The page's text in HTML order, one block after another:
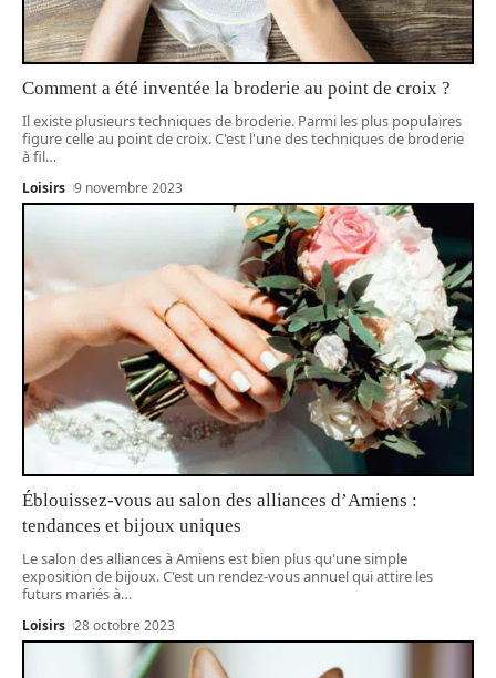
Comment a été inventée la broderie au point de croix ?
Il existe plusieurs techniques de broderie. Parmi les plus populaires
figure celle au point de croix. C'est l'une des techniques de broderie
à fil…
Loisirs 9 novembre 2023
Éblouissez-vous au salon des alliances d’Amiens :
tendances et bijoux uniques
Le salon des alliances à Amiens est bien plus qu'une simple
exposition de bijoux. C'est un rendez-vous annuel qui attire les
futurs mariés à…
Loisirs 28 octobre 2023